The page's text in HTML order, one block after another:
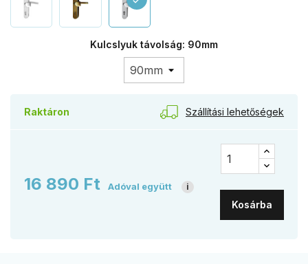
Kulcslyuk távolság: 90mm
Raktáron Szállítási lehetőségek
16 890 Ft Adóval együtt i
Kosárba